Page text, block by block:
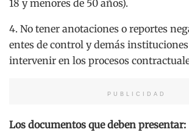
18 y menores de 50 años).
4. No tener anotaciones o reportes
entes de control y demás
intervenir en los procesos
PUBLICIDAD
Los documentos que deben presentar: